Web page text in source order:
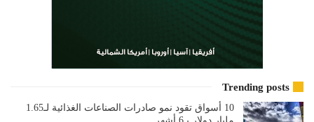
Trending posts
10 أسواق تقود نمو صادرات الصناعات الغذائية لـ1.65